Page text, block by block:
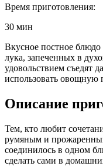
Время приготовления:
30 мин
Вкусное постное
лука, запеченных в
удовольствием съедят
использовать овощную
Описание
Тем, кто любит
румяным и
соединилось в одном
сделать сами в